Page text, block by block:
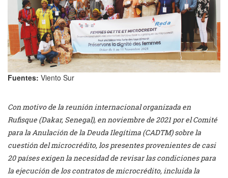
Fuentes: Viento Sur
Con motivo de la reunión internacional organizada en
Rufisque (Dakar, Senegal), en noviembre de 2021 por el Comité
para la Anulación de la Deuda Ilegítima (CADTM) sobre la
cuestión del microcrédito, los presentes provenientes de casi
20 países exigen la necesidad de revisar las condiciones para
la ejecución de los contratos de microcrédito, incluida la